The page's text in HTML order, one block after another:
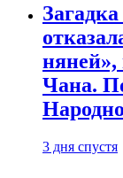
Чана.
3 дня спустя